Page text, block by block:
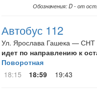
Обозначения: D - от
Автобус 112
Ул. Ярослава Гашека — СНТ
идет по направлению к
Поворотная
18:15
18:59 19:43